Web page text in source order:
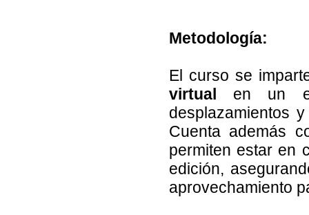
Metodología:
El curso se
virtual en un
desplazamientos
Cuenta además
permiten estar en
edición,
aprovechamiento